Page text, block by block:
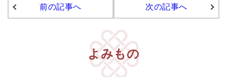
アマナマナのシンギングボウル
チベット・シンギングボウル
前の記事へ 次の記事へ
よみもの